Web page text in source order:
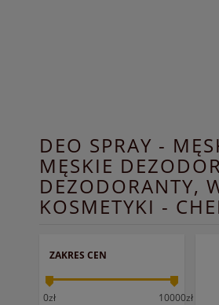
DEO SPRAY -
MĘSKIE
DEZODORANTY,
KOSMETYKI -
ZAKRES CEN
0zł 10000zł